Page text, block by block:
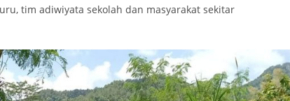
tim adiwiyata sekolah dan masyarakat sekitar